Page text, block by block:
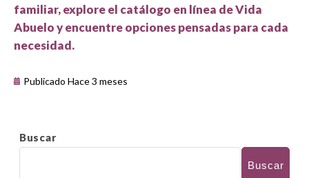
familiar, explore el catálogo en línea de Vida
Abuelo y encuentre opciones pensadas para cada
necesidad.
Publicado Hace 3 meses
Buscar
Buscar